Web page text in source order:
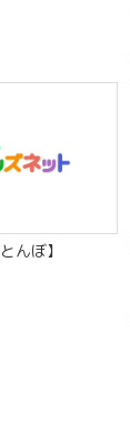
んぼ】